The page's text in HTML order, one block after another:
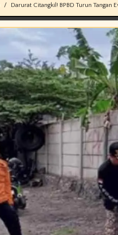
Darurat Citangkil! BPBD Turun Tangan